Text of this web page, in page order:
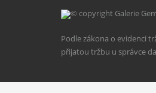
© copyright Galerie
Podle zákona o evidenci
přijatou tržbu u správce